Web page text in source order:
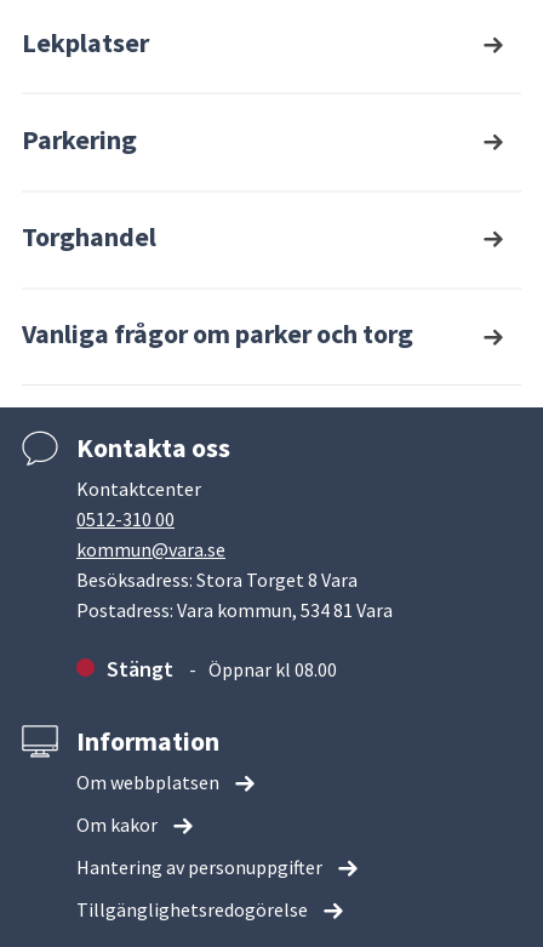
Lekplatser
Parkering
Torghandel
Vanliga frågor om parker och torg
Kontakta oss
Kontaktcenter
0512-310 00
kommun@vara.se
Besöksadress: Stora Torget 8 Vara
Postadress: Vara kommun, 534 81 Vara
Stängt Öppnar kl 08.00
Information
Om webbplatsen
Om kakor
Hantering av personuppgifter
Tillgänglighetsredogörelse